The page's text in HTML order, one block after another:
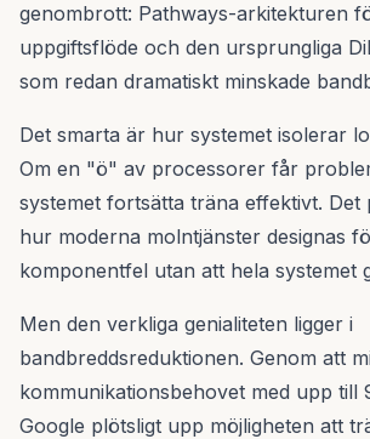
genombrott: Pathways-arkitekturen
uppgiftsflöde och den ursprungliga
som redan dramatiskt minskade
Det smarta är hur systemet isolerar
Om en "ö" av processorer får
systemet fortsätta träna effektivt. Det
hur moderna molntjänster designas
komponentfel utan att hela systemet
Men den verkliga genialiteten ligger i
bandbreddsreduktionen. Genom att
kommunikationsbehovet med upp till
Google plötsligt upp möjligheten att